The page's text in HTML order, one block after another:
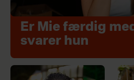
Er Mie færdig
svarer hun